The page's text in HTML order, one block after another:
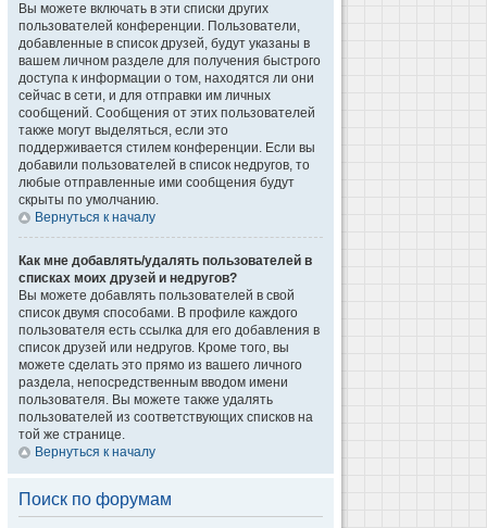
Вы можете включать в эти списки других
пользователей конференции. Пользователи,
добавленные в список друзей, будут указаны в
вашем личном разделе для получения быстрого
доступа к информации о том, находятся ли они
сейчас в сети, и для отправки им личных
сообщений. Сообщения от этих пользователей
также могут выделяться, если это
поддерживается стилем конференции. Если вы
добавили пользователей в список недругов, то
любые отправленные ими сообщения будут
скрыты по умолчанию.
Вернуться к началу
Как мне добавлять/удалять пользователей в
списках моих друзей и недругов?
Вы можете добавлять пользователей в свой
список двумя способами. В профиле каждого
пользователя есть ссылка для его добавления в
список друзей или недругов. Кроме того, вы
можете сделать это прямо из вашего личного
раздела, непосредственным вводом имени
пользователя. Вы можете также удалять
пользователей из соответствующих списков на
той же странице.
Вернуться к началу
Поиск по форумам